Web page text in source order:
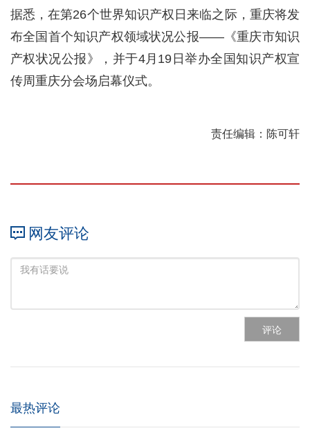
据悉，在第26个世界知识产权日来临之际，重庆将发
布全国首个知识产权领域状况公报——《重庆市知识
产权状况公报》，并于4月19日举办全国知识产权宣
传周重庆分会场启幕仪式。
责任编辑：陈可轩
网友评论
评论
最热评论